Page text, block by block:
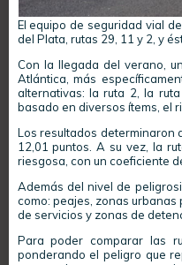
El equipo de seguridad vial
del Plata, rutas 29, 11 y 2, y
Con la llegada del verano,
Atlántica, más
alternativas: la ruta 2, la
basado en diversos ítems, el
Los resultados determinaron
12,01 puntos. A su vez, la
riesgosa, con un coeficiente
Además del nivel de
como: peajes, zonas
de servicios y zonas de
Para poder comparar las
ponderando el peligro que